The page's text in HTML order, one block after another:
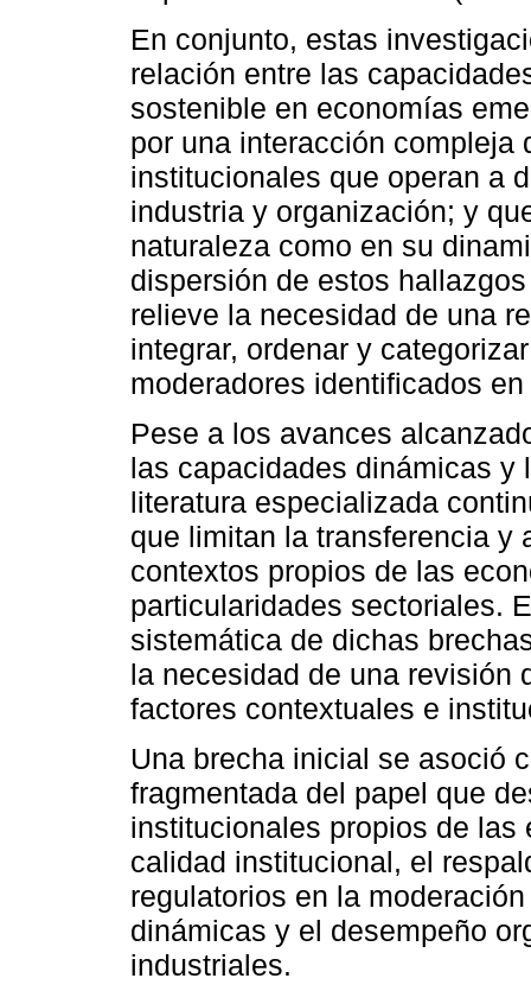
En conjunto, estas
relación entre las
sostenible en economías
por una interacción compleja
institucionales que operan a
industria y organización; y
naturaleza como en su
dispersión de estos
relieve la necesidad de una
integrar, ordenar y
moderadores identificados
Pese a los avances
las capacidades dinámicas y
literatura especializada
que limitan la transferencia y
contextos propios de las
particularidades sectoriales.
sistemática de dichas
la necesidad de una revisión
factores contextuales e
Una brecha inicial se asoció
fragmentada del papel que
institucionales propios de
calidad institucional, el
regulatorios en la
dinámicas y el desempeño
industriales.